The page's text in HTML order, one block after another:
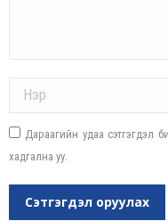
Дараагийн удаа сэтгэгдэл
хадгална уу.
Сэтгэгдэл оруулах